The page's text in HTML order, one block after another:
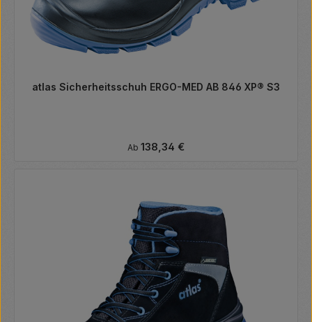
atlas Sicherheitsschuh ERGO-MED AB 846 XP® S3
Regulärer Preis:
Ab 138,34 €